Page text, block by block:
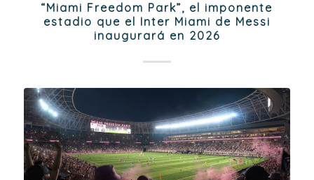
“Miami Freedom Park”, el imponente
estadio que el Inter Miami de Messi
inaugurará en 2026